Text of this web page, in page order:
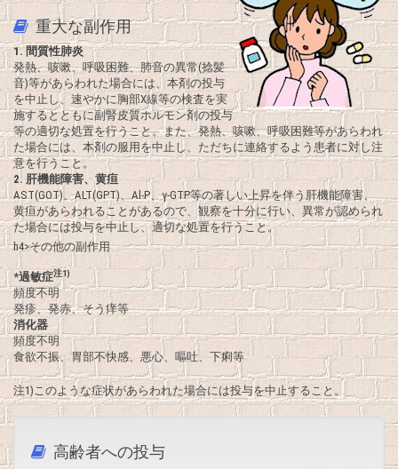
重大な副作用
1. 間質性肺炎
発熱、咳嗽、呼吸困難、肺音の異常(捻髪
音)等があらわれた場合には、本剤の投与
を中止し、速やかに胸部X線等の検査を実
施するとともに副腎皮質ホルモン剤の投与
等の適切な処置を行うこと。また、発熱、咳嗽、呼吸困難等があらわれ
た場合には、本剤の服用を中止し、ただちに連絡するよう患者に対し注
意を行うこと。
2. 肝機能障害、黄疸
AST(GOT)、ALT(GPT)、Al-P、γ-GTP等の著しい上昇を伴う肝機能障害、
黄疸があらわれることがあるので、観察を十分に行い、異常が認められ
た場合には投与を中止し、適切な処置を行うこと。
h4>その他の副作用
*過敏症注1)
頻度不明
発疹、発赤、そう痒等
消化器
頻度不明
食欲不振、胃部不快感、悪心、嘔吐、下痢等
注1)このような症状があらわれた場合には投与を中止すること。
高齢者への投与